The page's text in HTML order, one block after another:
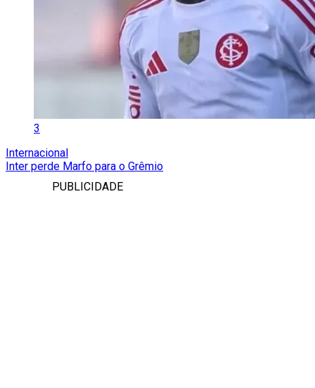
3
Internacional
Inter perde Marfo para o Grêmio
PUBLICIDADE